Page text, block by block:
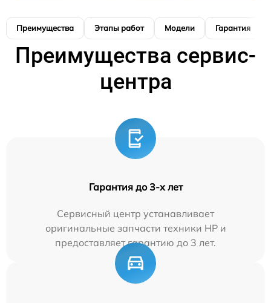
Преимущества Этапы работ Модели Гарантия
Преимущества сервис-
центра
Гарантия до 3-х лет
Сервисный центр устанавливает
оригинальные запчасти техники HP и
предоставляет гарантию до 3 лет.